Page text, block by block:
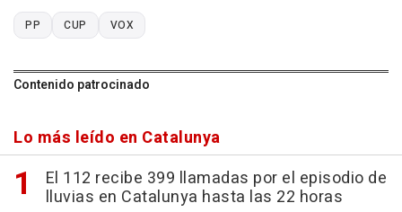
PP CUP VOX
Contenido patrocinado
Lo más leído en Catalunya
El 112 recibe 399 llamadas por el episodio de
lluvias en Catalunya hasta las 22 horas